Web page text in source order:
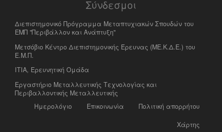
Σύνδεσμοι
Διεπιστημονικό Πρόγραμμα Μεταπτυχιακών Σπουδών του
ΕΜΠ "Περιβάλλον και Ανάπτυξη"
Μετσόβιο Κέντρο Διεπιστημονικής Έρευνας (ΜΕ.Κ.Δ.Ε.) του
Ε.Μ.Π.
ΙΤΙΑ, Ερευνητική Ομάδα
Eργαστήριο Mεταλλευτικής Tεχνολογίας και
Περιβαλλοντικής Μεταλλευτικής
Πολιτική απορρήτου
Επικοινωνία
Ημερολόγιο
Χάρτης